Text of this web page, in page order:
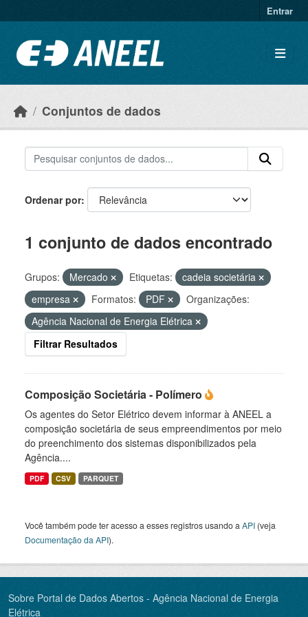
Entrar
Conjuntos de dados
Ordenar por
1 conjunto de dados encontrado
Grupos: Mercado Etiquetas:
cadeia societária
empresa
Formatos: PDF
Organizações:
Agência Nacional de Energia Elétrica
Filtrar Resultados
Composição Societária - Polímero
Os agentes do Setor Elétrico devem informar à ANEEL a
composição societária de seus empreendimentos por meio
do preenchimento dos sistemas disponibilizados pela
Agência....
PDF CSV PARQUET
Você também pode ter acesso a esses registros usando a API (veja
Documentação da API).
Sobre Portal de Dados Abertos - Agência Nacional de Energia
Elétrica